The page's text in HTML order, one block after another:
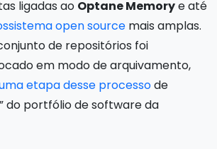
ligadas ao Optane Memorye até
open source mais amplas.
de repositórios foi
em modo de arquivamento,
etapa desse processode
do portfólio de software da